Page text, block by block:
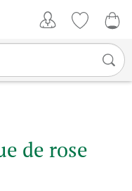
de rose